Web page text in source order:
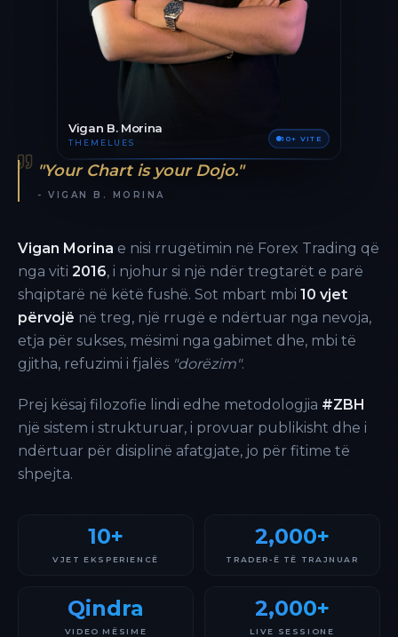
Vigan B. Morina
THEMELUES 10+ VITE
"Your Chart is your Dojo."
- VIGAN B. MORINA
Vigan Morina e nisi rrugëtimin në Forex Trading që
nga viti 2016, i njohur si një ndër tregtarët e parë
shqiptarë në këtë fushë. Sot mbart mbi 10 vjet
përvojë në treg, një rrugë e ndërtuar nga nevoja,
etja për sukses, mësimi nga gabimet dhe, mbi të
gjitha, refuzimi i fjalës "dorëzim".
Prej kësaj filozofie lindi edhe metodologjia #ZBH
një sistem i strukturuar, i provuar publikisht dhe i
ndërtuar për disiplinë afatgjate, jo për fitime të
shpejta.
10+
VJET EKSPERIENCË
2,000+
TRADER-Ë TË TRAJNUAR
Qindra
VIDEO MËSIME
2,000+
LIVE SESSIONE